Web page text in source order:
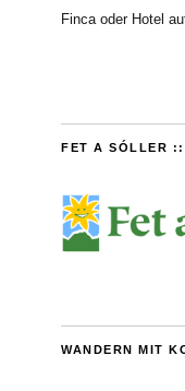
Finca oder Hotel
FET A SÓLLER ::
WANDERN MIT